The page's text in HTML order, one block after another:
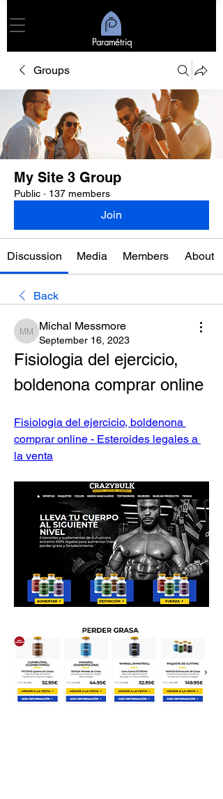
Paramétriq
Groups
My Site 3 Group
Public · 137 members
Join
Discussion Media Members About
Back
Michal Messmore
Michal Messmore
September 16, 2023
Fisiologia del ejercicio,
boldenona comprar online
Fisiologia del ejercicio, boldenona
comprar online - Esteroides legales a
la venta